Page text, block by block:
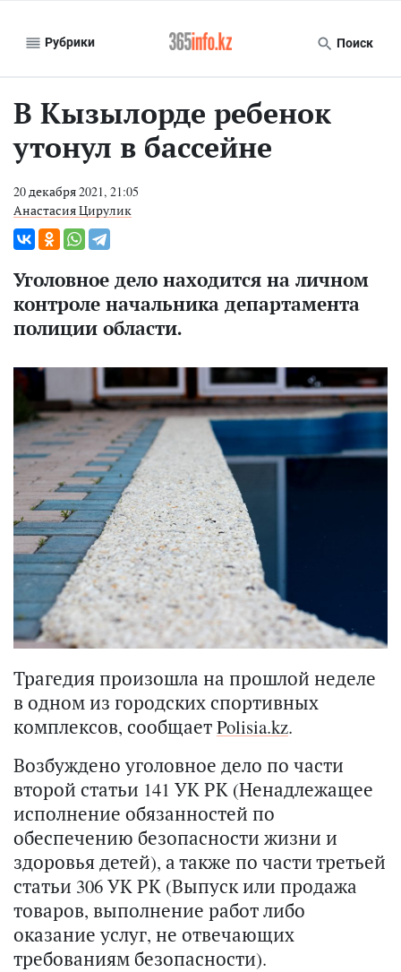
Рубрики Поиск
В Кызылорде ребенок
утонул в бассейне
20 декабря 2021, 21:05
Анастасия Цирулик
Уголовное дело находится на личном
контроле начальника департамента
полиции области.
Трагедия произошла на прошлой неделе
в одном из городских спортивных
комплексов, сообщаетPolisia.kz.
Возбуждено уголовное дело по части
второй статьи 141 УК РК (Ненадлежащее
исполнение обязанностей по
обеспечению безопасности жизни и
здоровья детей), а также по части третьей
статьи 306 УК РК (Выпуск или продажа
товаров, выполнение работ либо
оказание услуг, не отвечающих
требованиям безопасности).